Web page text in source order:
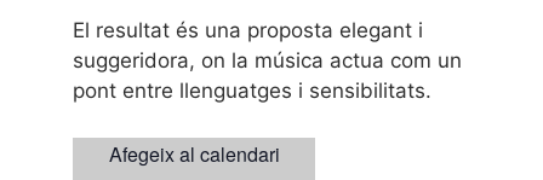
El resultat és una proposta elegant i
suggeridora, on la música actua com un
pont entre llenguatges i sensibilitats.